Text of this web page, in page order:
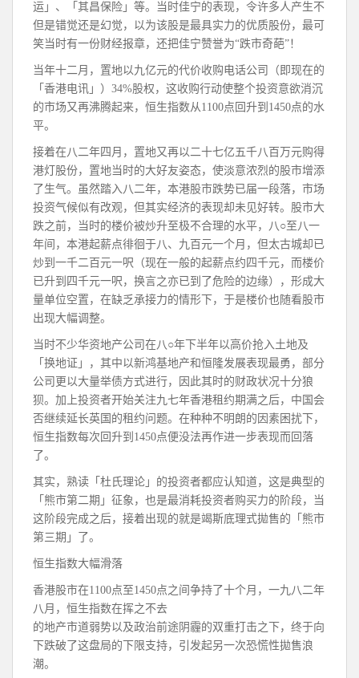
运」、「其昌保险」等。当时佳宁的表现，令许多人产生不
但是错觉还是幻觉，以为该股是最具实力的优质股份，最可
笑当时有一份财经报章，还把佳宁赞誉为“跌市奇葩”！
当年十二月，置地以九亿元的代价收购电话公司（即现在的
「香港电讯」）34%股权，这收购行动使整个投资意欲消沉
的市场又再沸腾起来，恒生指数从1100点回升到1450点的水
平。
接着在八二年四月，置地又再以二十七亿五千八百万元购得
港灯股份，置地当时的大好友姿态，使淡意浓烈的股市增添
了生气。虽然踏入八二年，本港股市跌势已届一段落，市场
投资气候似有改观，但其实经济的表现却未见好转。股市大
跌之前，当时的楼价被炒升至极不合理的水平，八○至八一
年间，本港起薪点徘徊于八、九百元一个月，但太古城却已
炒到一千二百元一呎（现在一般的起薪点约四千元，而楼价
已升到四千元一呎，换言之亦已到了危险的边缘），形成大
量单位空置，在缺乏承接力的情形下，于是楼价也随看股市
出现大幅调整。
当时不少华资地产公司在八○年下半年以高价抢入土地及
「换地证」，其中以新鸿基地产和恒隆发展表现最勇，部分
公司更以大量举债方式进行，因此其时的财政状况十分狼
狈。加上投资者开始关注九七年香港租约期满之后，中国会
否继续延长英国的租约问题。在种种不明朗的因素困扰下，
恒生指数每次回升到1450点便没法再作进一步表现而回落
了。
其实，熟读「杜氏理论」的投资者都应认知道，这是典型的
「熊市第二期」征象，也是最消耗投资者购买力的阶段，当
这阶段完成之后，接着出现的就是竭斯底理式拋售的「熊市
第三期」了。
恒生指数大幅滑落
香港股市在1100点至1450点之间争持了十个月，一九八二年
八月，恒生指数在挥之不去
的地产市道弱势以及政治前途阴霾的双重打击之下，终于向
下跌破了这盘局的下限支持，引发起另一次恐慌性拋售浪
潮。